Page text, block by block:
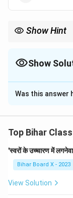
Show Hint
Show
The Correct
Solution and
सामान्य रूप से
Was this answer
Top Bihar
'स्वरों के उच्चारण में
Bihar Board X - 2023
View Solution